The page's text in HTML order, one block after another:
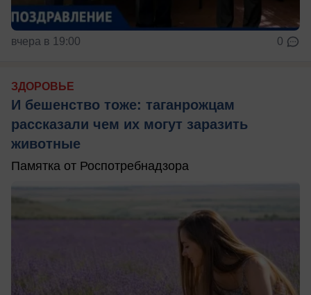
вчера в 19:00 0
ЗДОРОВЬЕ
И бешенство тоже: таганрожцам
рассказали чем их могут заразить
животные
Памятка от Роспотребнадзора